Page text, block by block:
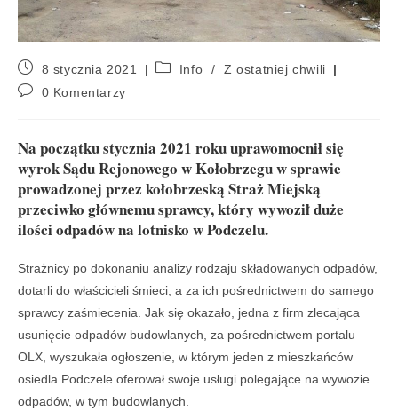
8 stycznia 2021 Info /
Z ostatniej chwili
0 Komentarzy
Na początku stycznia 2021 roku uprawomocnił się
wyrok Sądu Rejonowego w Kołobrzegu w sprawie
prowadzonej przez kołobrzeską Straż Miejską
przeciwko głównemu sprawcy, który wywoził duże
ilości odpadów na lotnisko w Podczelu.
Strażnicy po dokonaniu analizy rodzaju składowanych odpadów,
dotarli do właścicieli śmieci, a za ich pośrednictwem do samego
sprawcy zaśmiecenia. Jak się okazało, jedna z firm zlecająca
usunięcie odpadów budowlanych, za pośrednictwem portalu
OLX, wyszukała ogłoszenie, w którym jeden z mieszkańców
osiedla Podczele oferował swoje usługi polegające na wywozie
odpadów, w tym budowlanych.